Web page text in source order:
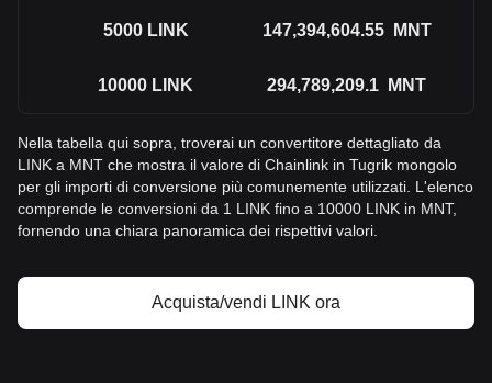
5000 LINK 147,394,604.55 MNT
10000 LINK 294,789,209.1 MNT
Nella tabella qui sopra, troverai un convertitore dettagliato da
LINK a MNT che mostra il valore di Chainlink in Tugrik mongolo
per gli importi di conversione più comunemente utilizzati. L'elenco
comprende le conversioni da 1 LINK fino a 10000 LINK in MNT,
fornendo una chiara panoramica dei rispettivi valori.
Acquista/vendi LINK ora